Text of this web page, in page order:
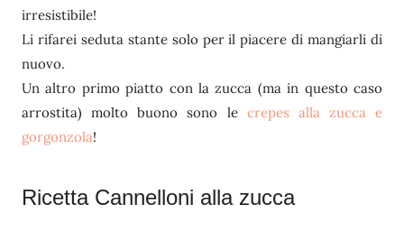
irresistibile!
Li rifarei seduta stante solo per il piacere di mangiarli di
nuovo.
Un altro primo piatto con la zucca (ma in questo caso
arrostita) molto buono sono le crepes alla zucca e
gorgonzola!
Ricetta Cannelloni alla zucca